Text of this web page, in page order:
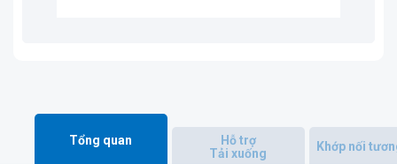
Tổng quan
Hỗ trợ
Tải xuống
Khớp nối